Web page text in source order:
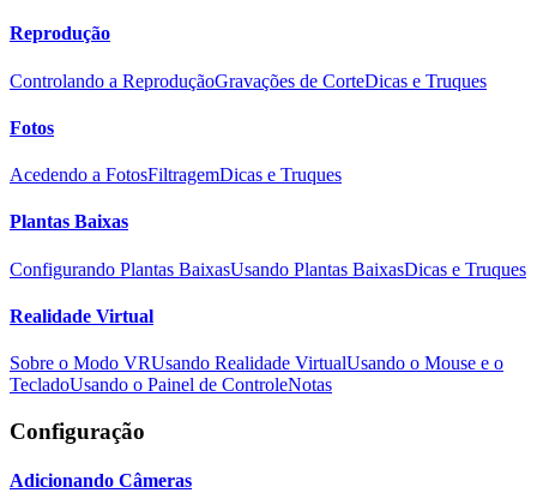
Reprodução
Controlando a ReproduçãoGravações de CorteDicas e Truques
Fotos
Acedendo a FotosFiltragemDicas e Truques
Plantas Baixas
Configurando Plantas BaixasUsando Plantas BaixasDicas e Truques
Realidade Virtual
Sobre o Modo VRUsando Realidade VirtualUsando o Mouse e o
TecladoUsando o Painel de ControleNotas
Configuração
Adicionando Câmeras